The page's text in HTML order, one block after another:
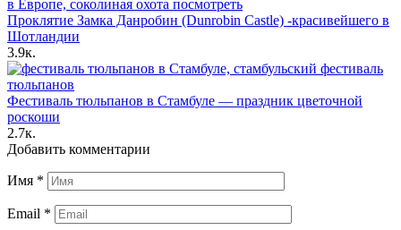
Проклятие Замка Данробин (Dunrobin Castle) -красивейшего в
Шотландии
3.9к.
Фестиваль тюльпанов в Стамбуле — праздник цветочной
роскоши
2.7к.
Добавить комментарии
Имя *
Email *